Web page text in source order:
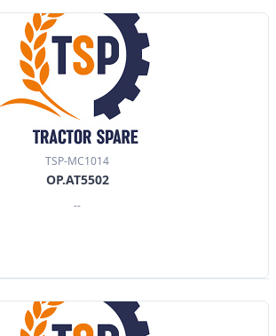
TSP-MC1014
OP.AT5502
--